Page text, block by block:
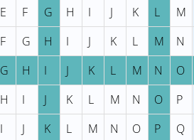
E F G H I J K L
M
F G H I J K L M
N
G H I J K L M N
O
H I J K L M N O
P
I J K L M N O P
Q